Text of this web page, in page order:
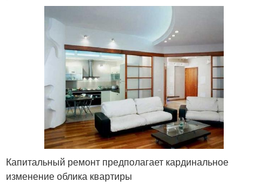
Капитальный ремонт предполагает кардинальное
изменение облика квартиры